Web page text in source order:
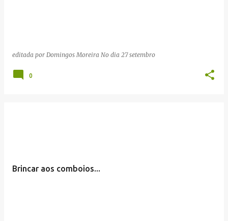
editada por Domingos Moreira No dia 27 setembro
0
Brincar aos comboios...